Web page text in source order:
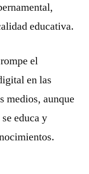
educativa.
el
en las
medios, aunque
educa y